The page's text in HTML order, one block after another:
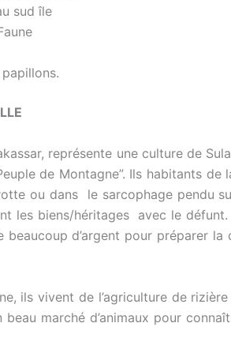
sud île
représente une culture de
de Montagne”. Ils habitants
ou dans le sarcophage pendu
les biens/héritages avec le
d’argent pour préparer
ils vivent de l’agriculture de
marché d’animaux pour